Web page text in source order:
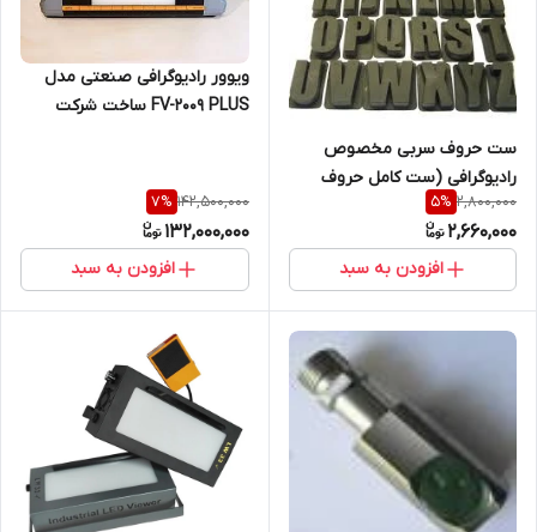
ست حروف سربی مخصوص
رادیوگرافی (ست کامل حروف
سربی LEAD LETTERS)
2,800,000
5%
2,660,000
افزودن به سبد
ویوور رادیوگرافی صنعتی مدل
FV-2009 PLUS ساخت شرکت
142,500,000
7%
132,000,000
افزودن به سبد